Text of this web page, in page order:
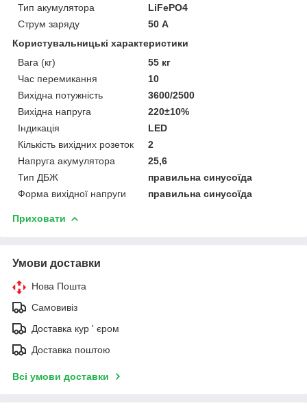
Тип акумулятора
LiFePO4
Струм заряду
50 А
Користувальницькі характеристики
Вага (кг)
55 кг
Час перемикання
10
Вихідна потужність
3600/2500
Вихідна напруга
220±10%
Індикація
LED
Кількість вихідних розеток
2
Напруга акумулятора
25,6
Тип ДБЖ
правильна синусоїда
Форма вихідної напруги
правильна синусоїда
Приховати
Умови доставки
Нова Пошта
Самовивіз
Доставка кур ' єром
Доставка поштою
Всі умови доставки